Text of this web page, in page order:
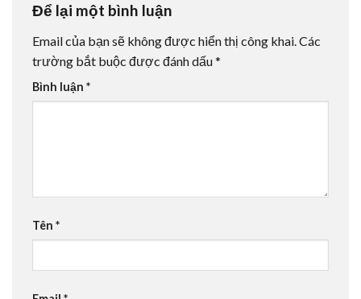
Để lại một bình luận
Email của bạn sẽ không được hiển thị công khai.Các
trường bắt buộc được đánh dấu*
Bình luận *
Tên *